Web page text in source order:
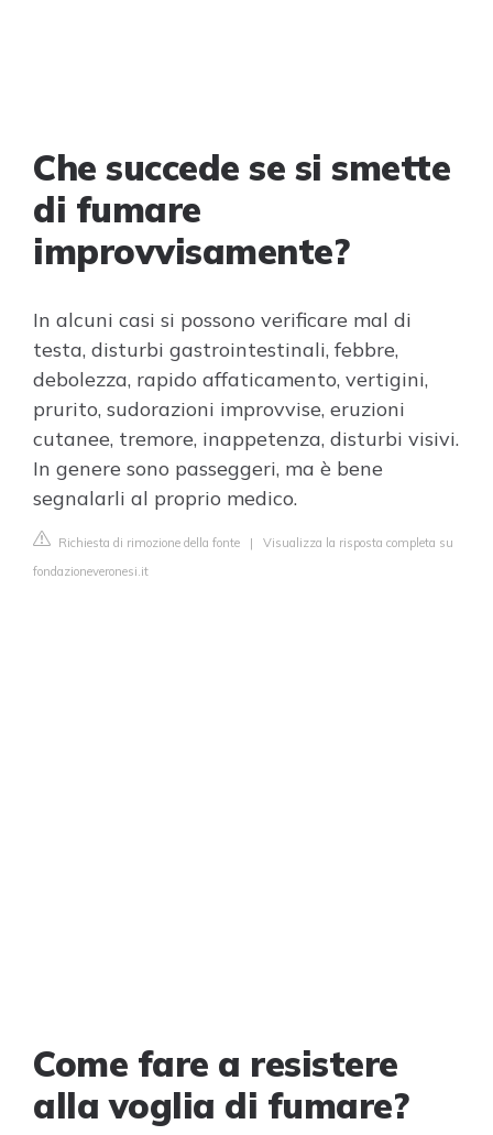
Che succede se si smette
di fumare
improvvisamente?
In alcuni casi si possono verificare mal di
testa, disturbi gastrointestinali, febbre,
debolezza, rapido affaticamento, vertigini,
prurito, sudorazioni improvvise, eruzioni
cutanee, tremore, inappetenza, disturbi visivi.
In genere sono passeggeri, ma è bene
segnalarli al proprio medico.
Richiesta di rimozione della fonte | Visualizza la risposta completa su
fondazioneveronesi.it
Come fare a resistere
alla voglia di fumare?